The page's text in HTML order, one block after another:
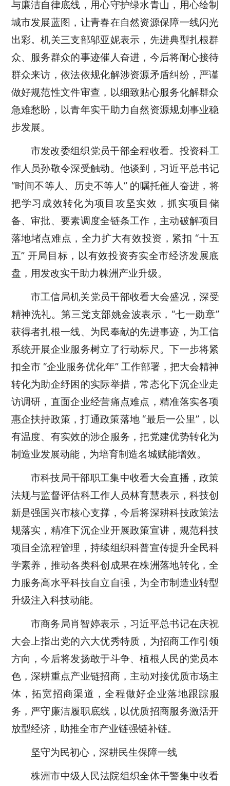
与廉洁自律底线，用心守护绿水青山，用心绘制
城市发展蓝图，让青春在自然资源保障一线闪光
出彩。机关三支部邬亚妮表示，先进典型扎根群
众、服务群众的事迹催人奋进，今后将耐心接待
群众来访，依法依规化解涉资源矛盾纠纷，严谨
做好规范性文件审查，以细致贴心服务化解群众
急难愁盼，以青年实干助力自然资源规划事业稳
步发展。
市发改委组织党员干部全程收看。 投资科工
作人员孙敬令深受触动。他谈到， 习近平总书记
“时间不等人、历史不等人” 的嘱托催人奋进，将
把学习成效转化为项目攻坚实效，抓实项目储
备、审批、要素调度全链条工作，主动破解项目
落地堵点难点，全力扩大有效投资，紧扣 “十五
五” 开局目标，以有效投资夯实全市经济发展底
盘，用发改实干助力株洲产业升级。
市工信局机关党员干部收看大会盛况，深受
精神洗礼。第三党支部姚金波表示， “七一勋章”
获得者扎根一线、为民奉献的先进事迹，为工信
系统开展企业服务树立了行动标尺。下一步将紧
扣全市 “企业服务优化年” 工作部署，把大会精神
转化为助企纾困的实际举措，常态化下沉企业走
访调研，直面企业经营痛点难点，精准落实各项
惠企扶持政策，打通政策落地 “最后一公里”，以
有温度、有实效的涉企服务，把党建优势转化为
制造业发展动能，为培育制造名城赋能增效。
市科技局干部职工集中收看大会直播，政策
法规与监督评估科工作人员林育慧表示，科技创
新是强国兴市核心支撑，今后将深耕科技政策法
规落实，精准下沉企业开展政策宣讲，规范科技
项目全流程管理，持续组织科普宣传提升全民科
学素养，推动各类科创成果在株洲落地转化，全
力服务高水平科技自立自强，为全市制造业转型
升级注入科技动能。
市商务局肖智婷表示，习近平总书记在庆祝
大会上指出党的六大优秀特质，为招商工作引领
方向，今后将发扬敢于斗争、植根人民的党员本
色，深耕重点产业链招商，主动对接优质市场主
体，拓宽招商渠道，全程做好企业落地跟踪服
务，严守廉洁履职底线，以优质招商服务激活开
放型经济，助推全市产业链强链补链。
坚守为民初心，深耕民生保障一线
株洲市中级人民法院组织全体干警集中收看